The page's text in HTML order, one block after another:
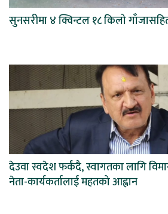
सुनसरीमा ४ क्विन्टल १८ किलो
देउवा स्वदेश फर्कंदै, स्वागतका लागि
नेता-कार्यकर्तालाई महतको आह्वान